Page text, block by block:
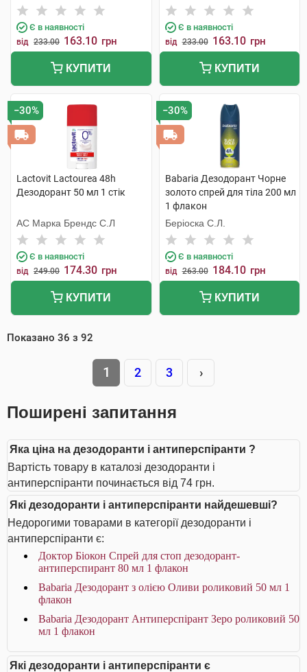
С.Л.У.
Є в наявності
від 233.00 163.10 грн
КУПИТИ
С.Л.У.
Є в наявності
від 233.00 163.10 грн
КУПИТИ
−30%
Lactovit Lactourea 48h
Дезодорант 50 мл 1 стік
АС Марка Брендс С.Л
Є в наявності
від 249.00 174.30 грн
КУПИТИ
−30%
Babaria Дезодорант Чорне
золото спрей для тіла 200 мл
1 флакон
Беріоска С.Л.
Є в наявності
від 263.00 184.10 грн
КУПИТИ
Показано 36 з 92
1 2 3 ›
Поширені запитання
Яка ціна на дезодоранти і антиперспіранти ?
Вартість товару в каталозі дезодоранти і
антиперспіранти починається від 74 грн.
Які дезодоранти і антиперспіранти найдешевші?
Недорогими товарами в категорії дезодоранти і
антиперспіранти є:
Доктор Біокон Спрей для стоп дезодорант-
антиперспирант 80 мл 1 флакон
Babaria Дезодорант з олією Оливи роликовий 50 мл 1
флакон
Babaria Дезодорант Антиперспірант Зеро роликовий 50
мл 1 флакон
Які дезодоранти і антиперспіранти є